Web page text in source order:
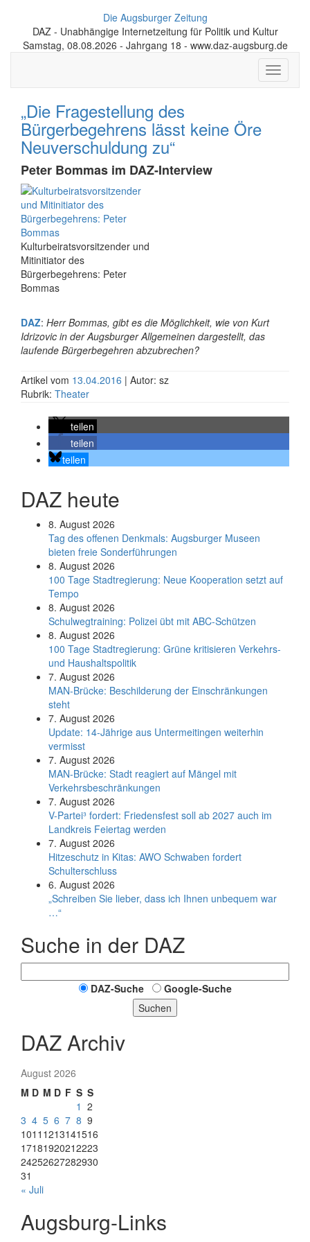
Die Augsburger Zeitung
DAZ - Unabhängige Internetzeitung für Politik und Kultur
Samstag, 08.08.2026 - Jahrgang 18 - www.daz-augsburg.de
Toggle
„Die Fragestellung des
Bürgerbegehrens lässt keine Öre
Neuverschuldung zu“
Peter Bommas im DAZ-Interview
Kulturbeiratsvorsitzender und
Mitinitiator des
Bürgerbegehrens: Peter
Bommas
DAZ: Herr Bommas, gibt es die Möglichkeit, wie von Kurt
Idrizovic in der Augsburger Allgemeinen dargestellt, das
laufende Bürgerbegehren abzubrechen?
Artikel vom 13.04.2016 | Autor: sz
Rubrik: Theater
teilen
teilen
teilen
DAZ heute
8. August 2026
Tag des offenen Denkmals: Augsburger Museen
bieten freie Sonderführungen
8. August 2026
100 Tage Stadtregierung: Neue Kooperation setzt auf
Tempo
8. August 2026
Schul­weg­trai­ning: Poli­zei übt mit ABC-Schüt­zen
8. August 2026
100 Tage Stadtregierung: Grüne kritisieren Verkehrs-
und Haushaltspolitik
7. August 2026
MAN-Brücke: Beschilderung der Einschränkungen
steht
7. August 2026
Update: 14-Jährige aus Untermeitingen weiterhin
vermisst
7. August 2026
MAN-Brücke: Stadt reagiert auf Mängel mit
Verkehrsbeschränkungen
7. August 2026
V-Partei­³ fordert: Friedens­fest soll ab 2027 auch im
Land­kreis Feier­tag werden
7. August 2026
Hitzeschutz in Kitas: AWO Schwaben fordert
Schulterschluss
6. August 2026
„Schreiben Sie lieber, dass ich Ihnen unbequem war
…“
Suche in der DAZ
DAZ-Suche
Google-Suche
Suchen
DAZ Archiv
August 2026
M D M D F S S
1 2
3 4 5 6 7 8 9
1011 1213141516
17181920212223
24252627282930
31
« Juli
Augsburg-Links